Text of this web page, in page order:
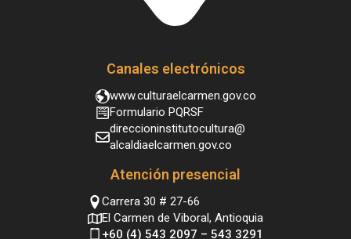
Canales electrónicos
www.culturaelcarmen.gov.co
Formulario PQRSF
direccioninstitutocultura@
alcaldiaelcarmen.gov.co
Atención presencial
Carrera 30 # 27-66
El Carmen de Viboral, Antioquia
+60 (4) 543 2097 – 543 3291